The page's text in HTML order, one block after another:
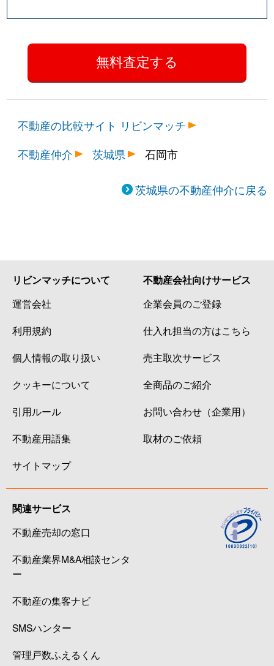
不動産の比較サイト リビンマッチ
不動産仲介
茨城県 石岡市
茨城県の不動産仲介に戻る
リビンマッチについて
運営会社
利用規約
個人情報の取り扱い
クッキーについて
引用ルール
不動産用語集
サイトマップ
不動産会社向けサービス
企業会員のご登録
仕入れ担当の方はこちら
売主取次サービス
全商品のご紹介
お問い合わせ（企業用）
取材のご依頼
関連サービス
不動産売却の窓口
不動産業界M&A相談センタ
ー
不動産の集客ナビ
SMSハンター
管理戸数ふえるくん